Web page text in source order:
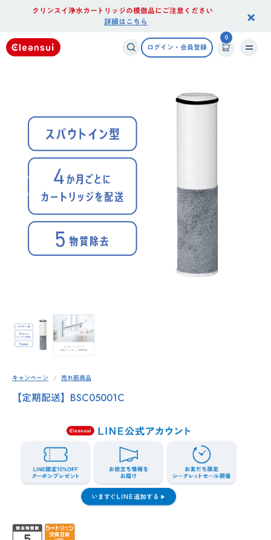
クリンスイ浄水カートリッジの模倣品にご注意ください
詳細はこちら
×
ログイン・会員登録
0
キャンペーン 売れ筋商品
【定期配送】BSC05001C